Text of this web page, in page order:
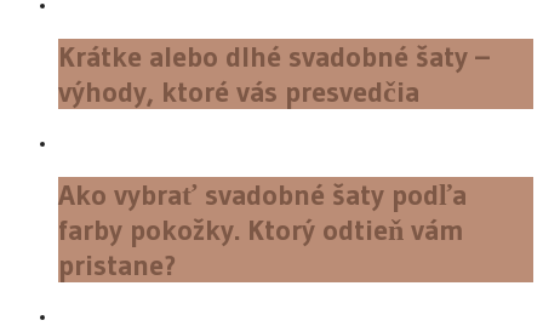
Krátke alebo dlhé svadobné šaty –
výhody, ktoré vás presvedčia
Ako vybrať svadobné šaty podľa
farby pokožky. Ktorý odtieň vám
pristane?